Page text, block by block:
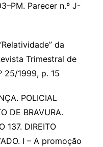
Parecer n.º J-
da
Trimestral de
25/1999, p. 15
POLICIAL
DE BRAVURA.
137. DIREITO
I – A promoção